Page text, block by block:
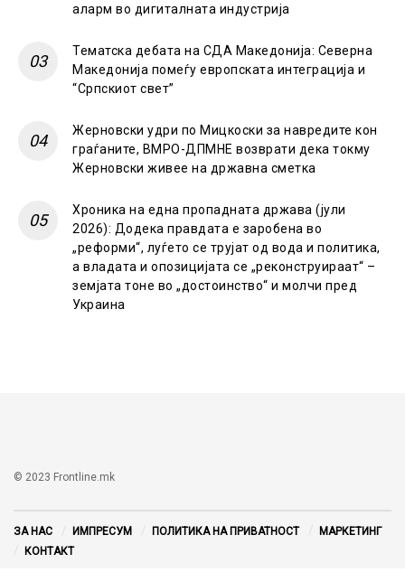
аларм во дигиталната индустрија
Тематска дебата на СДА Македонија: Северна
Македонија помеѓу европската интеграција и
“Српскиот свет”
Жерновски удри по Мицкоски за навредите кон
граѓаните, ВМРО-ДПМНЕ возврати дека токму
Жерновски живее на државна сметка
Хроника на една пропадната држава (јули
2026): Додека правдата е заробена во
„реформи“, луѓето се трујат од вода и политика,
а владата и опозицијата се „реконструираат“ –
земјата тоне во „достоинство“ и молчи пред
Украина
© 2023 Frontline.mk
ЗА НАС ИМПРЕСУМ ПОЛИТИКА НА ПРИВАТНОСТ
МАРКЕТИНГ
КОНТАКТ